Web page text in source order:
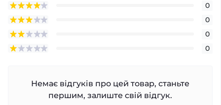
0
0
0
0
Немає відгуків про цей товар, станьте
першим, залиште свій відгук.